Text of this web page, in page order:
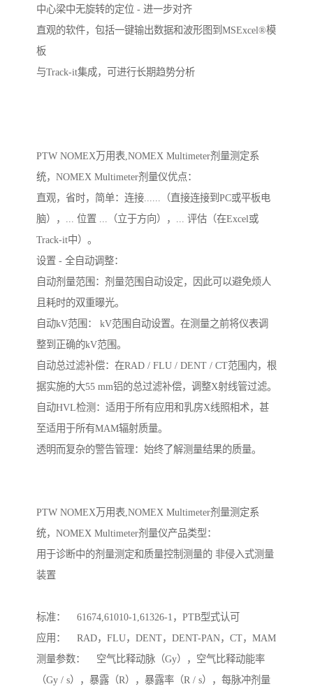
中心梁中无旋转的定位 - 进一步对齐
直观的软件，包括一键输出数据和波形图到MSExcel®模
板
与Track-it集成，可进行长期趋势分析
PTW NOMEX万用表,NOMEX Multimeter剂量测定系
统，NOMEX Multimeter剂量仪优点：
直观，省时，简单：连接......（直接连接到PC或平板电
脑），... 位置 ...（立于方向），... 评估（在Excel或
Track-it中）。
设置 - 全自动调整：
自动剂量范围：剂量范围自动设定，因此可以避免烦人
且耗时的双重曝光。
自动kV范围： kV范围自动设置。在测量之前将仪表调
整到正确的kV范围。
自动总过滤补偿：在RAD / FLU / DENT / CT范围内，根
据实施的大55 mm铝的总过滤补偿，调整X射线管过滤。
自动HVL检测：适用于所有应用和乳房X线照相术，甚
至适用于所有MAM辐射质量。
透明而复杂的警告管理：始终了解测量结果的质量。
PTW NOMEX万用表,NOMEX Multimeter剂量测定系
统，NOMEX Multimeter剂量仪产品类型：
用于诊断中的剂量测定和质量控制测量的 非侵入式测量
装置
标准：    61674,61010-1,61326-1，PTB型式认可
应用：    RAD，FLU，DENT，DENT-PAN，CT，MAM
测量参数：    空气比释动脉（Gy），空气比释动能率
（Gy / s），暴露（R），暴露率（R / s），每脉冲剂量